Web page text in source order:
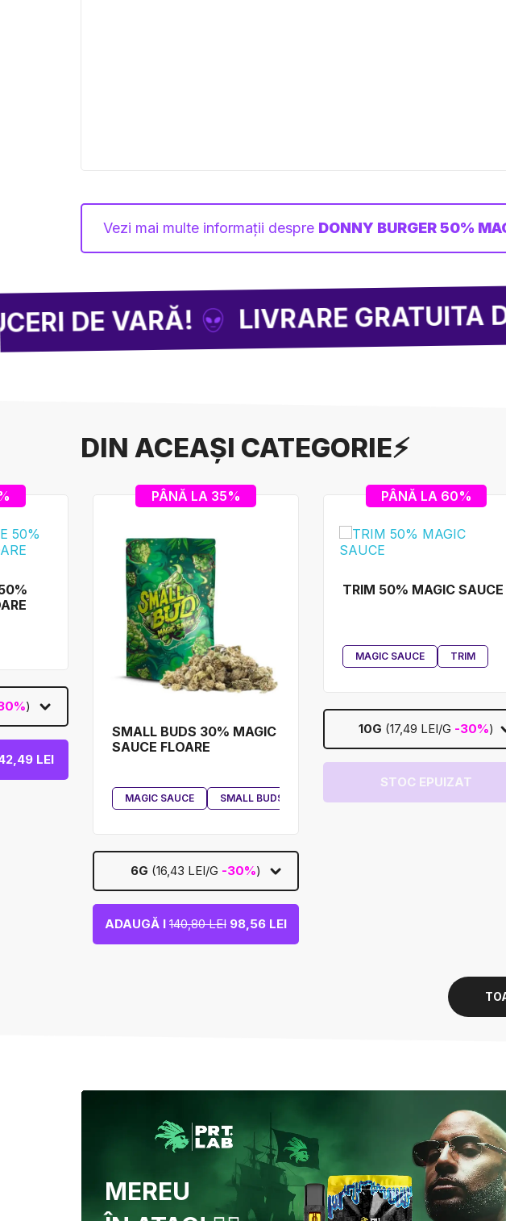
Vezi mai multe informații despre DONNY BURGER 50%
DE VARĂ! LIVRARE GRATUITA DE
DIN ACEAȘI CATEGORIE⚡
)
LEI
PÂNĂ LA 35%
SMALL BUDS 30% MAGIC
SAUCE FLOARE
MAGIC SAUCE SMALL BUDS
6G (16,43 LEI/G -30%)
ADAUGĂ I 140,80 LEI 98,56 LEI
PÂNĂ LA 60%
TRIM 50% MAGIC SAUCE
MAGIC SAUCE TRIM
10G (17,49 LEI/G -30%)
STOC EPUIZAT
MEREU